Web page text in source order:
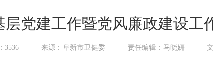
层党建工作暨党风廉政建设工
3536 来源：阜新市卫健委 责任编辑：马晓妍